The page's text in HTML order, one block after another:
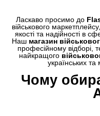
Ласкаво просимо до
військового маркетплейсу
якості та надійності в
Наш магазин
професійному відборі,
найкращого
українських та
Чому